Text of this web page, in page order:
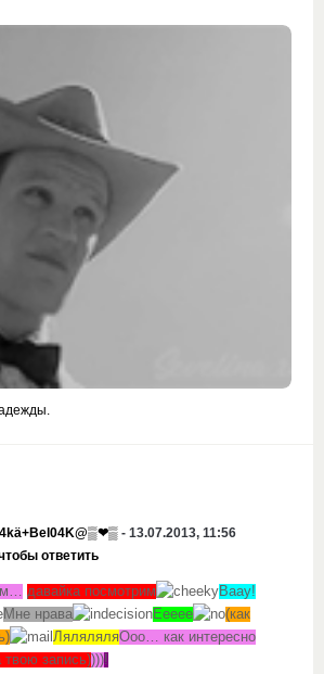
- 13.07.2013, 11:56
ответить
давайка посмотрим
Ваау!
Мне нрава
Еееее
(как
ЛяляляляОоо… как интересно
твою запись))))!